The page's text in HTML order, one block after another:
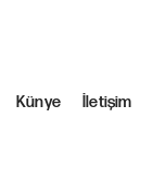
Künye İletişim